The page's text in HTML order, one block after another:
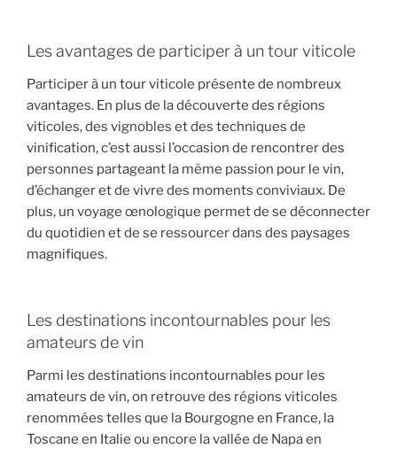
Les avantages de participer à un tour viticole
Participer à un tour viticole présente de nombreux
avantages. En plus de la découverte des régions
viticoles, des vignobles et des techniques de
vinification, c’est aussi l’occasion de rencontrer des
personnes partageant la même passion pour le vin,
d’échanger et de vivre des moments conviviaux. De
plus, un voyage œnologique permet de se déconnecter
du quotidien et de se ressourcer dans des paysages
magnifiques.
Les destinations incontournables pour les
amateurs de vin
Parmi les destinations incontournables pour les
amateurs de vin, on retrouve des régions viticoles
renommées telles que la Bourgogne en France, la
Toscane en Italie ou encore la vallée de Napa en